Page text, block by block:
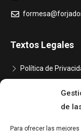
de
Para ofrecer las
Textos Legales
Política de
Política de Cookies
Declaración de